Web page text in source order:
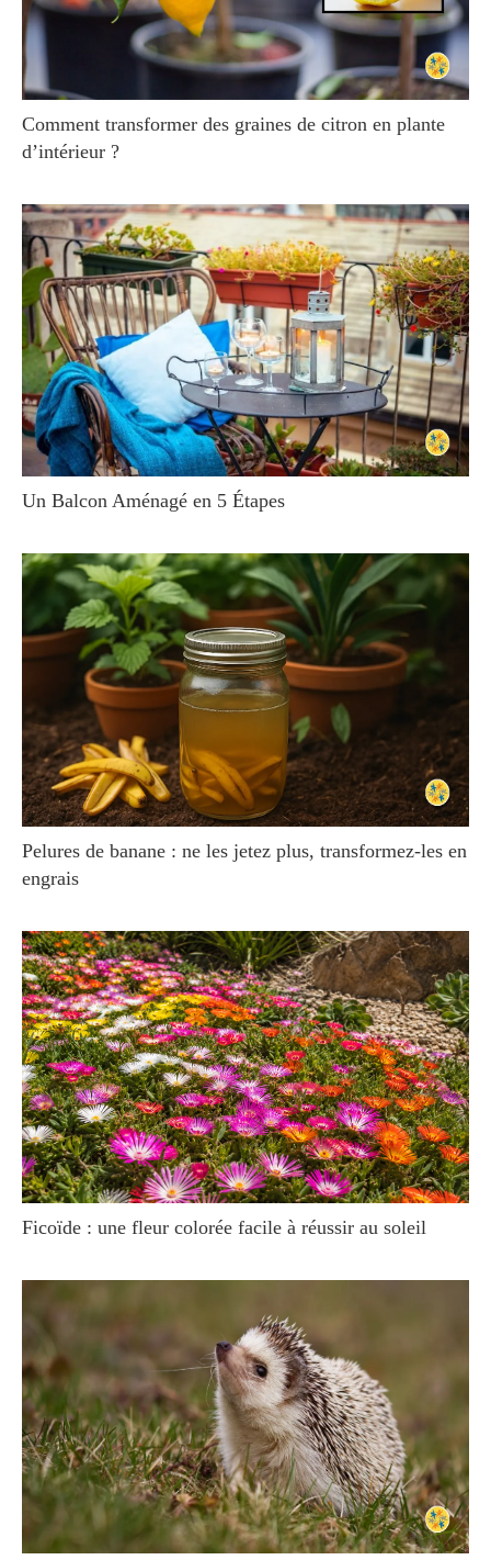
Comment transformer des graines de citron en plante
d’intérieur ?
Un Balcon Aménagé en 5 Étapes
Pelures de banane : ne les jetez plus, transformez-les en
engrais
Ficoïde : une fleur colorée facile à réussir au soleil